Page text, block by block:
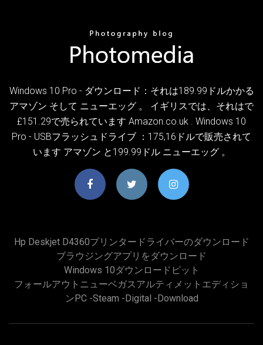
Windows 10 Pro - ダウンロード：それは189.99ドルかかる
アマゾン そして ニューエッグ 。 イギリスでは、それはで
£151.29で売られています Amazon.co.uk . Windows 10
Pro - USBフラッシュドライブ ：175,16ドルで販売されて
います アマゾン と199.99ドル ニューエッグ 。
Hp Deskjet D4360プリンタードライバーのダウンロード
ブラウジングアプリをダウンロード
Windows 10ダウンロードピット
フォールアウトニューベガスアルティメットエディショ
ンPC -steam -digital -download